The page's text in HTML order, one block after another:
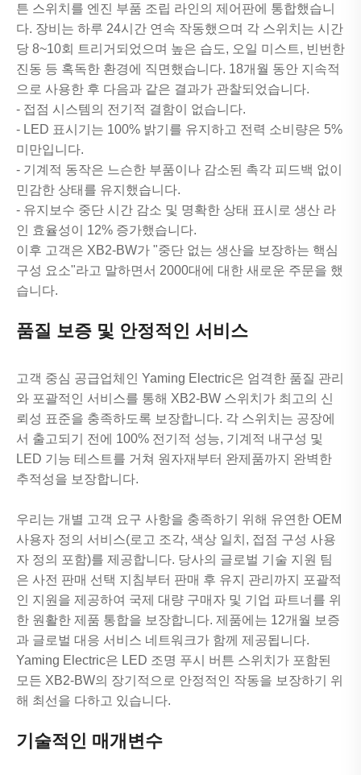
튼 스위치를 엔진 부품 조립 라인의 제어판에 통합했습니
다. 장비는 하루 24시간 연속 작동했으며 각 스위치는 시간
당 8~10회 트리거되었으며 높은 습도, 오일 미스트, 빈번한
진동 등 혹독한 환경에 직면했습니다. 18개월 동안 지속적
으로 사용한 후 다음과 같은 결과가 관찰되었습니다.
- 접점 시스템의 전기적 결함이 없습니다.
- LED 표시기는 100% 밝기를 유지하고 전력 소비량은 5%
미만입니다.
- 기계적 동작은 느슨한 부품이나 감소된 촉각 피드백 없이
민감한 상태를 유지했습니다.
- 유지보수 중단 시간 감소 및 명확한 상태 표시로 생산 라
인 효율성이 12% 증가했습니다.
이후 고객은 XB2-BW가 "중단 없는 생산을 보장하는 핵심
구성 요소"라고 말하면서 2000대에 대한 새로운 주문을 했
습니다.
품질 보증 및 안정적인 서비스
고객 중심 공급업체인 Yaming Electric은 엄격한 품질 관리
와 포괄적인 서비스를 통해 XB2-BW 스위치가 최고의 신
뢰성 표준을 충족하도록 보장합니다. 각 스위치는 공장에
서 출고되기 전에 100% 전기적 성능, 기계적 내구성 및
LED 기능 테스트를 거쳐 원자재부터 완제품까지 완벽한
추적성을 보장합니다.
우리는 개별 고객 요구 사항을 충족하기 위해 유연한 OEM
사용자 정의 서비스(로고 조각, 색상 일치, 접점 구성 사용
자 정의 포함)를 제공합니다. 당사의 글로벌 기술 지원 팀
은 사전 판매 선택 지침부터 판매 후 유지 관리까지 포괄적
인 지원을 제공하여 국제 대량 구매자 및 기업 파트너를 위
한 원활한 제품 통합을 보장합니다. 제품에는 12개월 보증
과 글로벌 대응 서비스 네트워크가 함께 제공됩니다.
Yaming Electric은 LED 조명 푸시 버튼 스위치가 포함된
모든 XB2-BW의 장기적으로 안정적인 작동을 보장하기 위
해 최선을 다하고 있습니다.
기술적인 매개변수